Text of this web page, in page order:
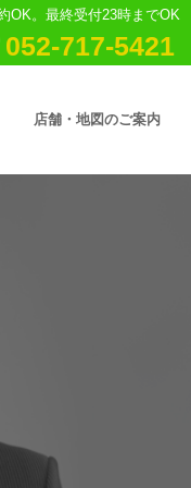
OK。最終受付23時までOK
052-717-5421
店舗・地図のご案内